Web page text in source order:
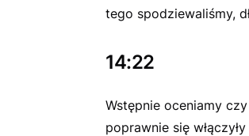
tego spodziewaliśmy,
14:22
Wstępnie oceniamy
poprawnie się